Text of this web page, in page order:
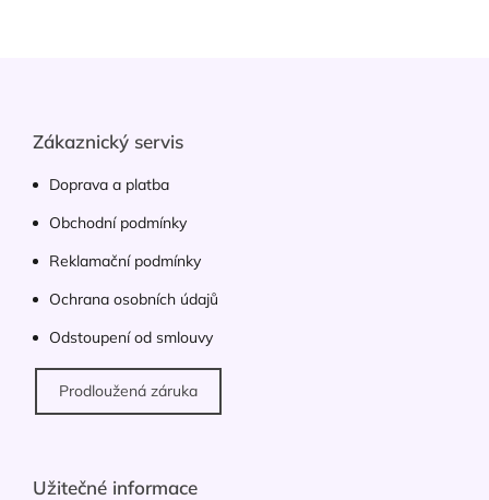
Zákaznický servis
Doprava a platba
Obchodní podmínky
Reklamační podmínky
Ochrana osobních údajů
Odstoupení od smlouvy
Prodloužená záruka
Užitečné informace